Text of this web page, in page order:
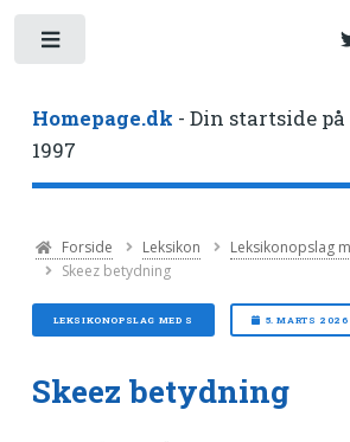
Homepage.dk - Din startside
1997
Forside Leksikon
Leksikonopslag
Skeez betydning
LEKSIKONOPSLAG MED S 5. MARTS 2026
Skeez betydning